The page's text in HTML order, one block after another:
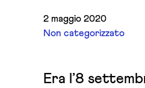
2 maggio 2020
Non categorizzato
Era l’8